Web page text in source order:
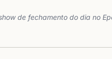
de fechamento do dia no